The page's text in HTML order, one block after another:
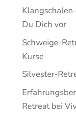
Du Dich vor
Schweige-
Kurse
Silvester-
Retreat bei